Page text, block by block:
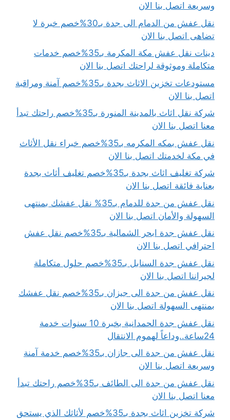
وسريعة اتصل بنا الان
نقل عفش من الدمام الى جدة بـ30%خصم خبرة لا
تضاهى اتصل بنا الان
دينات نقل عفش مكة المكرمة بـ35%خصم خدمات
متكاملة وموثوقة لراحتك اتصل بنا الان
مستودعات تخزين الاثاث بجدة بـ35%خصم آمنة ومراقبة
اتصل بنا الان
شركة نقل اثاث بالمدينة المنورة بـ35%خصم راحتك تبدأ
معنا اتصل بنا الان
نقل عفش بمكه المكرمه بـ35%خصم خبراء نقل الأثاث
في مكة لخدمتك اتصل بنا الان
شركة تغليف اثاث بجدة بـ35%خصم تغليف أثاث بجدة
بعناية فائقة اتصل بنا الان
نقل عفش من جدة للدمام بـ35% نقل عفشك بمنتهى
السهولة والأمان اتصل بنا الان
نقل عفش جدة ابحر الشمالية بـ35%خصم نقل عفش
احترافي اتصل بنا الان
نقل عفش جدة السنابل بـ35%خصم حلول متكاملة
لجيراننا اتصل بنا الان
نقل عفش من جدة الى جيزان بـ35%خصم نقل عفشك
بمنتهى السهولة اتصل بنا الان
نقل عفش جدة الحمدانية بخبرة 10 سنوات خدمة
24ساعة..وداعاً لهموم الانتقال
نقل عفش من جدة الى جازان بـ35%خصم خدمة آمنة
وسريعة اتصل بنا الان
نقل عفش من جدة الى الطائف بـ35%خصم راحتك تبدأ
معنا اتصل بنا الان
شركة تخزين اثاث بجدة بـ35%خصم لأثاثك الذي يستحق